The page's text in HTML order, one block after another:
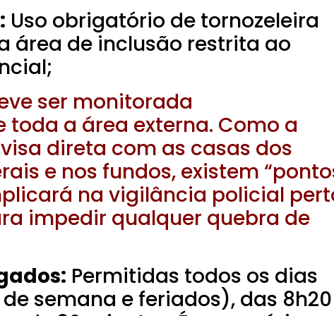
Uso obrigatório de tornozeleira
área de inclusão restrita ao
ser monitorada
toda a área externa. Como a
direta com as casas dos
e nos fundos, existem
na vigilância policial
impedir qualquer quebra de
Permitidas todos os dias
semana e feriados), das 8h20